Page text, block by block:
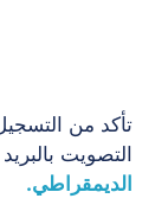
تأكد من
التصويت
الديمقراطي.